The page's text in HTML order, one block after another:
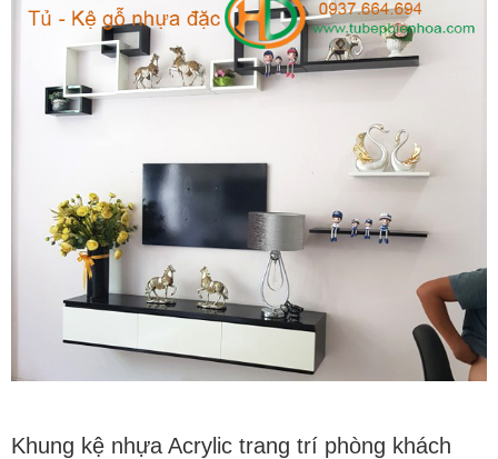
Khung kệ nhựa Acrylic trang trí phòng khách